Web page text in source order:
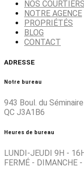
NOS COURTIERS
NOTRE AGENCE
PROPRIÉTÉS
BLOG
CONTACT
ADRESSE
Notre bureau
943 Boul. du
QC J3A1B6
Heures de bureau
LUNDI-JEUDI 9H -
FERMÉ - DIMANCHE